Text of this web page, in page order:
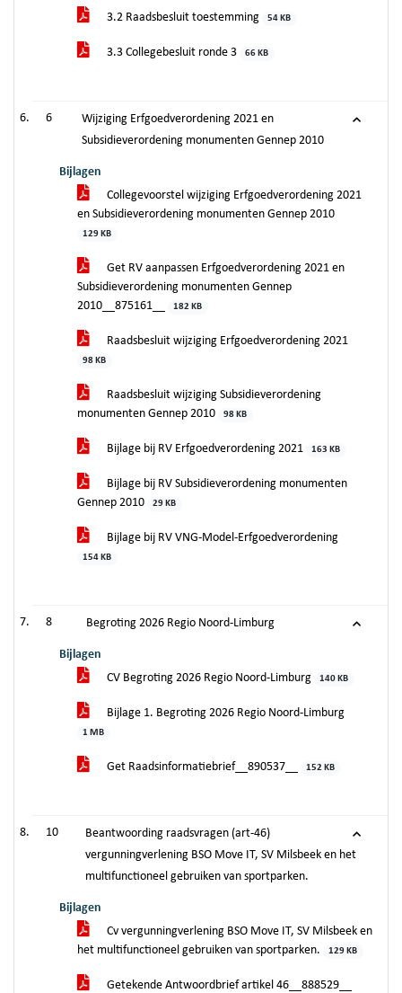
3.2 Raadsbesluit toestemming 54 KB
3.3 Collegebesluit ronde 3 66 KB
6
Wijziging Erfgoedverordening 2021 en
Subsidieverordening monumenten Gennep 2010
Bijlagen
Collegevoorstel wijziging Erfgoedverordening 2021
en Subsidieverordening monumenten Gennep 2010
129 KB
Get RV aanpassen Erfgoedverordening 2021 en
Subsidieverordening monumenten Gennep
2010__875161__
182 KB
Raadsbesluit wijziging Erfgoedverordening 2021
98 KB
Raadsbesluit wijziging Subsidieverordening
monumenten Gennep 2010
98 KB
Bijlage bij RV Erfgoedverordening 2021 163 KB
Bijlage bij RV Subsidieverordening monumenten
Gennep 2010
29 KB
Bijlage bij RV VNG-Model-Erfgoedverordening
154 KB
8 Begroting 2026 Regio Noord-Limburg
Bijlagen
CV Begroting 2026 Regio Noord-Limburg
140 KB
Bijlage 1. Begroting 2026 Regio Noord-Limburg
1 MB
Get Raadsinformatiebrief__890537__ 152 KB
10
Beantwoording raadsvragen (art-46)
vergunningverlening BSO Move IT, SV Milsbeek en het
multifunctioneel gebruiken van sportparken.
Bijlagen
Cv vergunningverlening BSO Move IT, SV Milsbeek en
het multifunctioneel gebruiken van sportparken.
129 KB
Getekende Antwoordbrief artikel 46__888529__